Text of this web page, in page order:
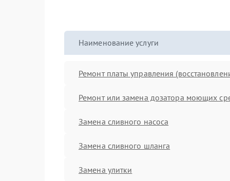
Наименование услуги
Ремонт платы управления
Ремонт или замена дозатора моющих
Замена сливного насоса
Замена сливного шланга
Замена улитки